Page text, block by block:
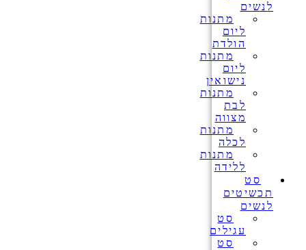
לנשים
מתנות
ליום
הולדת
מתנות
ליום
נישואין
מתנות
לבת
מצווה
מתנות
לכלה
מתנות
ללידה
סט
תכשיטים
לנשים
סט
עגילים
סט